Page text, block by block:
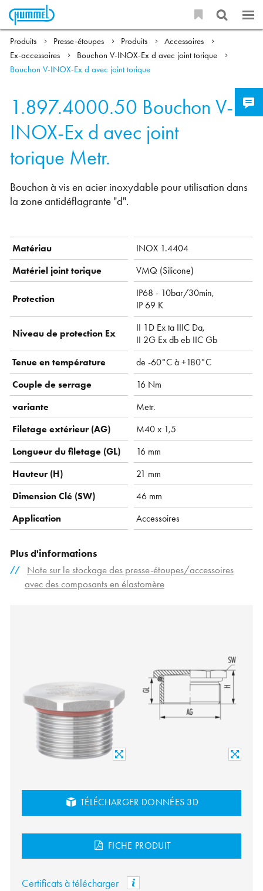
Produits Presse-étoupes Produits
Accessoires
Ex-accessoires
Bouchon V-INOX-Ex d avec joint torique
Bouchon V-INOX-Ex d avec joint torique
1.897.4000.50 Bouchon V-
INOX-Ex d avec joint
torique Metr.
Bouchon à vis en acier inoxydable pour utilisation dans
la zone antidéflagrante "d".
Matériau
INOX 1.4404
Matériel joint torique
VMQ ( Silicone)
Protection
IP68 - 10bar/30min,
IP 69 K
Niveau de protection Ex
II 1D Ex ta IIIC Da,
II 2G Ex db eb IIC Gb
Tenue en température
de -60°C à +180°C
Couple de serrage
16 Nm
variante
Metr.
Filetage extérieur (AG)
M40 x 1,5
Longueur du filetage (GL)
16 mm
Hauteur (H)
21 mm
Dimension Clé (SW)
46 mm
Application
Accessoires
Plus d'informations
Note sur le stockage des presse-étoupes/accessoires
avec des composants en élastomère
TÉLÉCHARGER DONNÉES 3D
FICHE PRODUIT
Certificats à télécharger